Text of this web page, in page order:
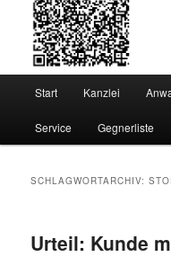
Start Kanzlei
Service Gegnerliste
SCHLAGWORTARCHIV:
Urteil: Kunde